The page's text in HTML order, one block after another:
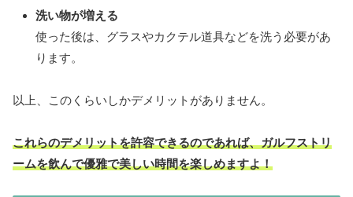
洗い物が増える
使った後は、グラスやカクテル道具などを洗う必要があ
ります。
以上、このくらいしかデメリットがありません。
これらのデメリットを許容できるのであれば、ガルフストリ
ームを飲んで優雅で美しい時間を楽しめますよ！